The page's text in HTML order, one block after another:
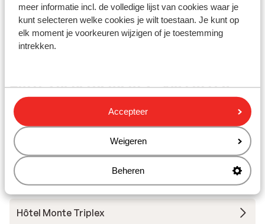
meer informatie incl. de volledige lijst van cookies waar je
kunt selecteren welke cookies je wilt toestaan. Je kunt op
elk moment je voorkeuren wijzigen of je toestemming
intrekken.
Accepteer
Weigeren
Beheren
Cours
Matériel
Autres hébergements - Via Lattea
Hôtel K2 dependance Col Blegier
Hôtel Banchetta
Hôtel Gran Roc
Hôtel Monte Triplex